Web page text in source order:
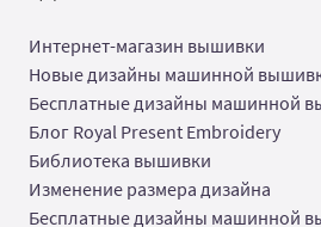
Интернет-магазин вышивки
Новые дизайны машинной
Бесплатные дизайны машинной
Блог Royal Present Embroidery
Библиотека вышивки
Изменение размера дизайна
Бесплатные дизайны машинной